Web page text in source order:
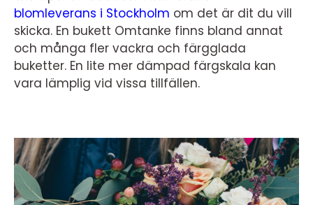
blomleverans i Stockholm om det är dit du vill
skicka. En bukett Omtanke finns bland annat
och många fler vackra och färgglada
buketter. En lite mer dämpad färgskala kan
vara lämplig vid vissa tillfällen.